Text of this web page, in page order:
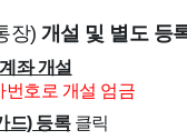
장) 개설 및 별도 등
좌 개설
번호로 개설 엄금
드) 등록클릭